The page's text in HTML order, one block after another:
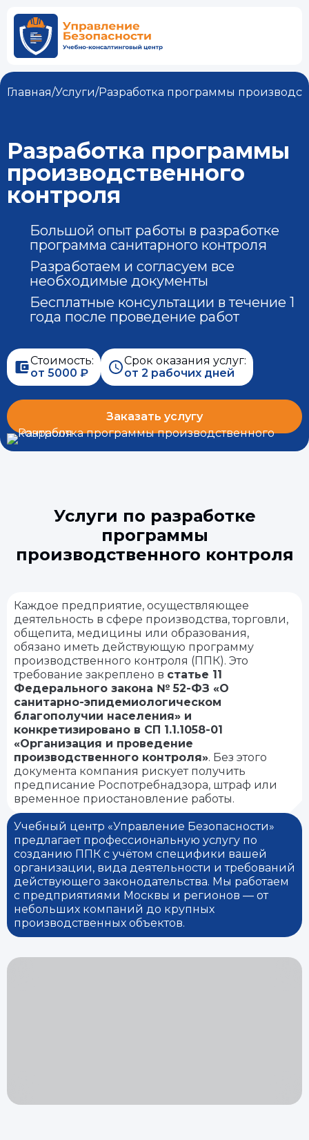
Главная/Услуги/Разработка программы
Разработка программы
производственного
контроля
Большой опыт работы в разработке
программа санитарного контроля
Разработаем и согласуем все
необходимые документы
Бесплатные консультации в течение 1
года после проведение работ
Стоимость:
от 5000 ₽
Срок оказания услуг:
от 2 рабочих дней
Заказать услугу
Услуги по разработке
программы
производственного контроля
Каждое предприятие, осуществляющее
деятельность в сфере производства, торговли,
общепита, медицины или образования,
обязано иметь действующую программу
производственного контроля (ППК). Это
требование закреплено в статье 11
Федерального закона № 52-ФЗ «О
санитарно-эпидемиологическом
благополучии населения» и
конкретизировано в СП 1.1.1058-01
«Организация и проведение
производственного контроля». Без этого
документа компания рискует получить
предписание Роспотребнадзора, штраф или
временное приостановление работы.
Учебный центр «Управление Безопасности»
предлагает профессиональную услугу по
созданию ППК с учётом специфики вашей
организации, вида деятельности и требований
действующего законодательства. Мы работаем
с предприятиями Москвы и регионов — от
небольших компаний до крупных
производственных объектов.